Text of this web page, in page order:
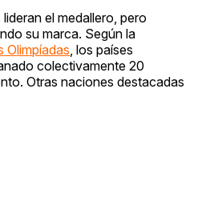
el medallero, pero
su marca. Según la
Olimpíadas, los países
colectivamente 20
Otras naciones destacadas